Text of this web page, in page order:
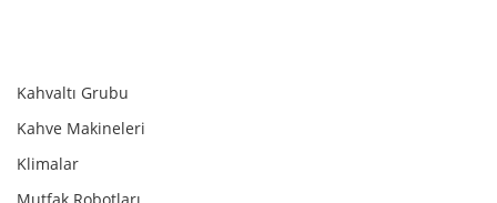
Kahvaltı Grubu
Kahve Makineleri
Klimalar
Mutfak Robotları